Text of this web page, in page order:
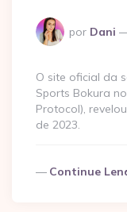
Postado
por
por Dani
O site oficial da
Sports Bokura
Protocol),
de 2023.
Continue